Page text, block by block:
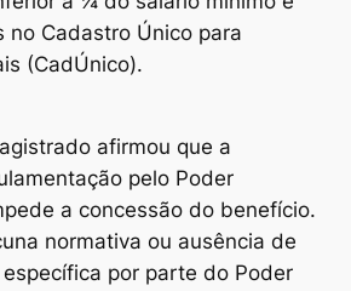
no Cadastro Único para
(CadÚnico).
afirmou que a
pelo Poder
a concessão do benefício.
normativa ou ausência de
por parte do Poder